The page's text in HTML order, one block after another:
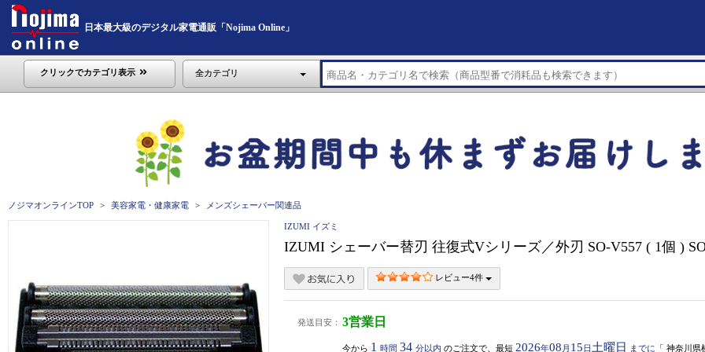
日本最大級のデジタル家電通販「Nojima Online」
クリックでカテゴリ表示 全カテゴリ
ノジマオンラインTOP 美容家電・健康家電 メンズシェーバー関連品
IZUMI イズミ
IZUMI シェーバー替刃 往復式Vシリーズ／外刃 SO-V557 ( 1個 )
レビュー4件
発送目安： 3営業日
今から 1 時間 34 分以内 のご注文で、最短 2026年08 月 15日 土曜日 までに 「 神奈川県